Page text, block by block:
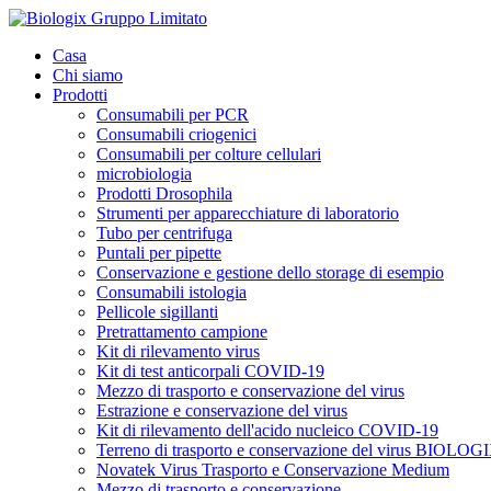
Casa
Chi siamo
Prodotti
Consumabili per PCR
Consumabili criogenici
Consumabili per colture cellulari
microbiologia
Prodotti Drosophila
Strumenti per apparecchiature di laboratorio
Tubo per centrifuga
Puntali per pipette
Conservazione e gestione dello storage di esempio
Consumabili istologia
Pellicole sigillanti
Pretrattamento campione
Kit di rilevamento virus
Kit di test anticorpali COVID-19
Mezzo di trasporto e conservazione del virus
Estrazione e conservazione del virus
Kit di rilevamento dell'acido nucleico COVID-19
Terreno di trasporto e conservazione del virus
Novatek Virus Trasporto e Conservazione Medium